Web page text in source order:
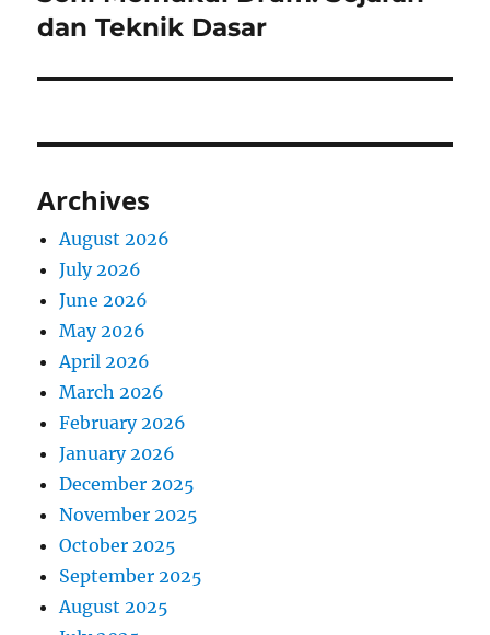
post:
dan Teknik Dasar
Archives
August 2026
July 2026
June 2026
May 2026
April 2026
March 2026
February 2026
January 2026
December 2025
November 2025
October 2025
September 2025
August 2025